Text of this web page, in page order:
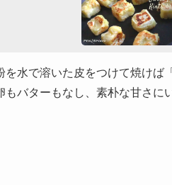
水で溶いた皮をつけて焼けば
バターもなし、素朴な甘さに